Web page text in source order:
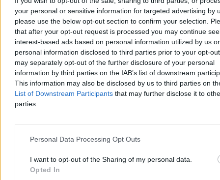
your personal or sensitive information for targeted advertising by
please use the below opt-out section to confirm your selection.
that after your opt-out request is processed you may continue
interest-based ads based on personal information utilized by us or
personal information disclosed to third parties prior to your opt-
may separately opt-out of the further disclosure of your personal
information by third parties on the IAB’s list of downstream
This information may also be disclosed by us to third parties on
List of Downstream Participants that may further disclose it to
parties.
Personal Data Processing Opt Outs
I want to opt-out of the Sharing of my personal data.
Opted In
Reklama
Reklama
Wojsko